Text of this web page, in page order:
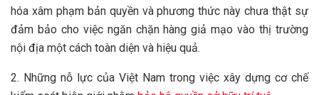
hóa xâm phạm bản quyền và phương thức này chưa thật sự
đảm bảo cho việc ngăn chặn hàng giả mạo vào thị trường
nội địa một cách toàn diện và hiệu quả.
2. Những nỗ lực của Việt Nam trong việc xây dựng cơ chế